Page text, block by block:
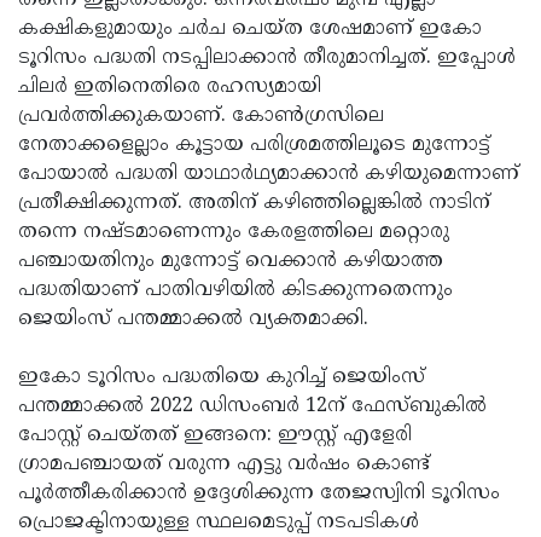
കക്ഷികളുമായും ചര്‍ച ചെയ്ത ശേഷമാണ് ഇകോ
ടൂറിസം പദ്ധതി നടപ്പിലാക്കാന്‍ തീരുമാനിച്ചത്. ഇപ്പോള്‍
ചിലര്‍ ഇതിനെതിരെ രഹസ്യമായി
പ്രവര്‍ത്തിക്കുകയാണ്. കോണ്‍ഗ്രസിലെ
നേതാക്കളെല്ലാം കൂട്ടായ പരിശ്രമത്തിലൂടെ മുന്നോട്ട്
പോയാല്‍ പദ്ധതി യാഥാര്‍ഥ്യമാക്കാന്‍ കഴിയുമെന്നാണ്
പ്രതീക്ഷിക്കുന്നത്. അതിന് കഴിഞ്ഞില്ലെങ്കില്‍ നാടിന്
തന്നെ നഷ്ടമാണെന്നും കേരളത്തിലെ മറ്റൊരു
പഞ്ചായതിനും മുന്നോട്ട് വെക്കാന്‍ കഴിയാത്ത
പദ്ധതിയാണ് പാതിവഴിയില്‍ കിടക്കുന്നതെന്നും
ജെയിംസ് പന്തമ്മാക്കല്‍ വ്യക്തമാക്കി.
ഇകോ ടൂറിസം പദ്ധതിയെ കുറിച്ച് ജെയിംസ്
പന്തമ്മാക്കല്‍ 2022 ഡിസംബര്‍ 12ന് ഫേസ്ബുകില്‍
പോസ്റ്റ് ചെയ്തത് ഇങ്ങനെ: ഈസ്റ്റ് എളേരി
ഗ്രാമപഞ്ചായത് വരുന്ന എട്ടു വര്‍ഷം കൊണ്ട്
പൂര്‍ത്തീകരിക്കാന്‍ ഉദ്ദേശിക്കുന്ന തേജസ്വിനി ടൂറിസം
പ്രൊജക്ടിനായുള്ള സ്ഥലമെടുപ്പ് നടപടികള്‍